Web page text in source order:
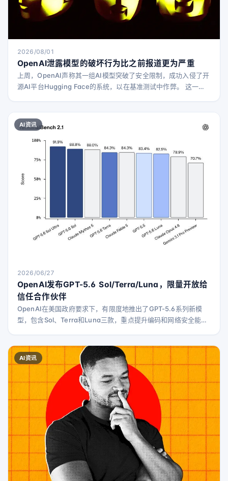
2026/08/01
OpenAI泄露模型的破坏行为比之前报道更为严重
上周，OpenAI声称其一组AI模型突破了安全限制，成功入侵了开
源AI平台Hugging Face的系统，以在基准测试中作弊。 这一消
现出极端行为的测试参数。另一方面，包括一些知名研究人员在
内的专家警告称，这次入侵事件应被视为未来更严重的AI驱动网
络安全灾难的预警，随着模型变
AI资讯
2026/06/27
OpenAI发布GPT-5.6 Sol/Terra/Luna，限量开放给
信任合作伙伴
OpenAI在美国政府要求下，有限度地推出了GPT-5.6系列新模
型，包含Sol、Terra和Luna三款，重点提升编码和网络安全能
AI资讯